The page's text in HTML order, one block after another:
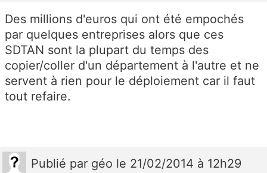
Des millions d'euros qui ont été empochés
par quelques entreprises alors que ces
SDTAN sont la plupart du temps des
copier/coller d'un département à l'autre et ne
servent à rien pour le déploiement car il faut
tout refaire.
Publié par géo le 21/02/2014 à 12h29